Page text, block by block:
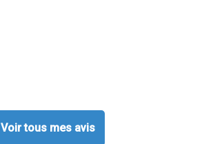
Voir tous mes avis